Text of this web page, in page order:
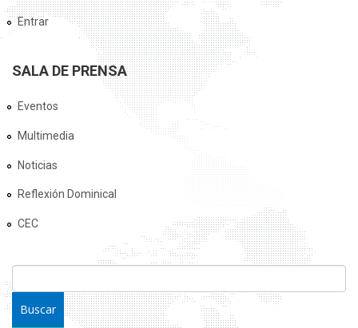
Entrar
SALA DE PRENSA
Eventos
Multimedia
Noticias
Reflexión Dominical
CEC
FORMULARIO DE BÚSQUEDA